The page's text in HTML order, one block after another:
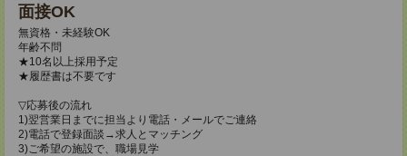
面接OK
無資格・未経験OK
年齢不問
★10名以上採用予定
★履歴書は不要です
▽応募後の流れ
1)翌営業日までに担当より電話・メールでご連絡
2)電話で登録面談→求人とマッチング
3)ご希望の施設で、職場見学